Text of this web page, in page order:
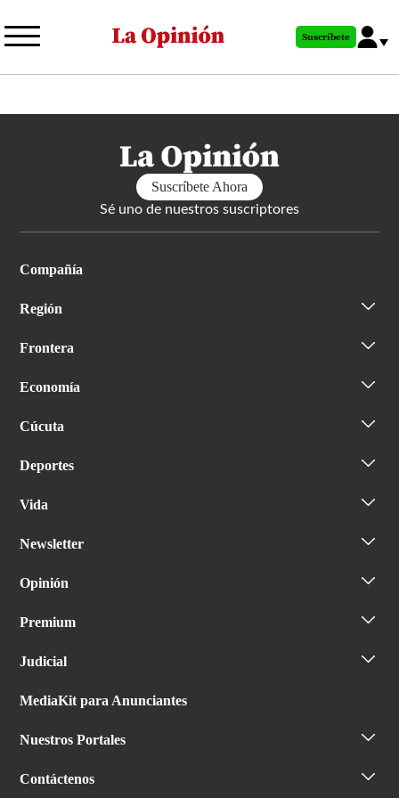
al
principal
Suscríbete
Suscríbete Ahora
Sé uno de nuestros suscriptores
Compañía
Región
Frontera
Economía
Cúcuta
Deportes
Vida
Newsletter
Opinión
Premium
Judicial
MediaKit para Anunciantes
Nuestros Portales
Contáctenos